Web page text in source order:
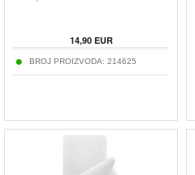
14,90EUR
BROJ PROIZVODA: 214625